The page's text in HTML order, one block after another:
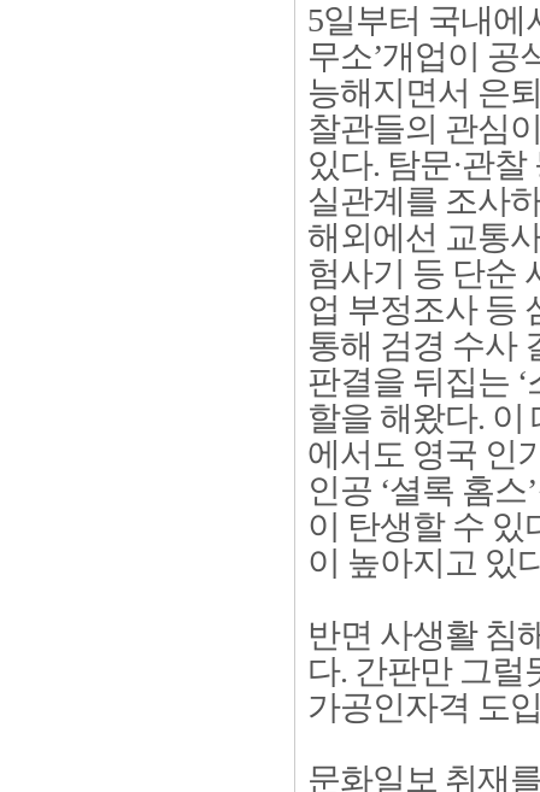
5일부터 국내에
무소’개업이 공
능해지면서 은
찰관들의 관심
있다. 탐문·관
실관계를 조사
해외에선 교통
험사기 등 단순
업 부정조사 등
통해 검경 수사
판결을 뒤집는 ‘
할을 해왔다. 이
에서도 영국 인
인공 ‘셜록 홈스
이 탄생할 수 있
이 높아지고 있
반면 사생활 침
다. 간판만 그럴
가공인자격 도
문화일보 취재